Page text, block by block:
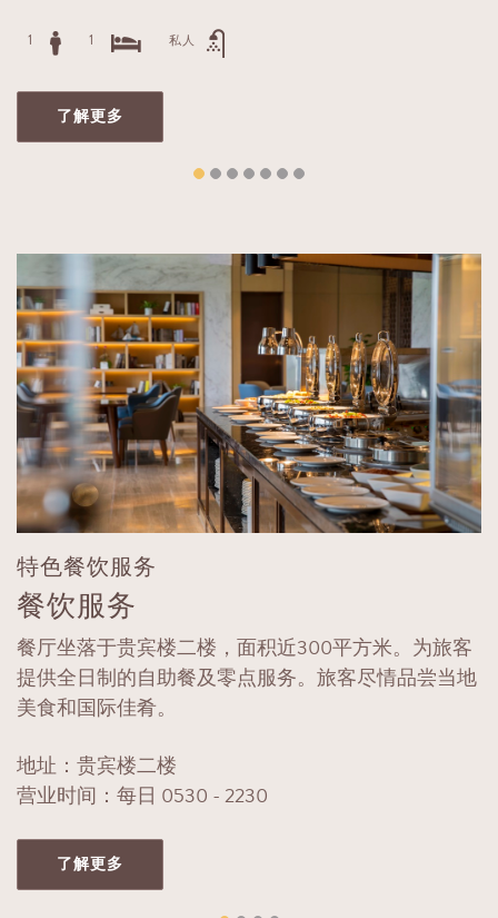
1 1 私人
了解更多
特色餐饮服务
餐饮服务
餐厅坐落于贵宾楼二楼，面积近300平方米。为旅客
提供全日制的自助餐及零点服务。旅客尽情品尝当地
美食和国际佳肴。
地址：贵宾楼二楼
营业时间：每日 0530 - 2230
了解更多